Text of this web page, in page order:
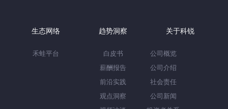
生态网络
禾蛙平台
趋势洞察
白皮书
薪酬报告
前沿实践
观点洞察
关于科锐
公司概览
公司介绍
社会责任
公司新闻